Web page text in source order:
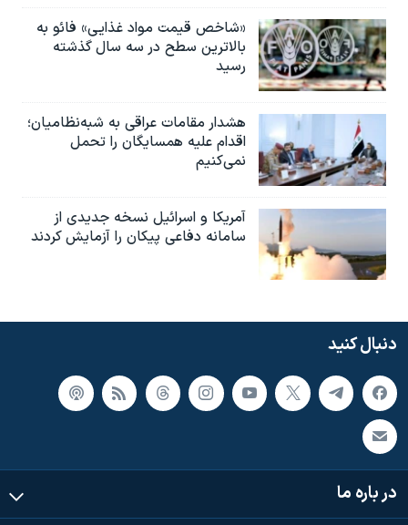
«شاخص قیمت مواد غذایی» فائو به
بالاترین سطح در سه سال گذشته
رسید
هشدار مقامات عراقی به شبه‌نظامیان؛
اقدام علیه همسایگان را تحمل
نمی‌کنیم
آمریکا و اسرائیل نسخه جدیدی از
سامانه دفاعی پیکان را آزمایش کردند
دنبال کنید
در باره ما